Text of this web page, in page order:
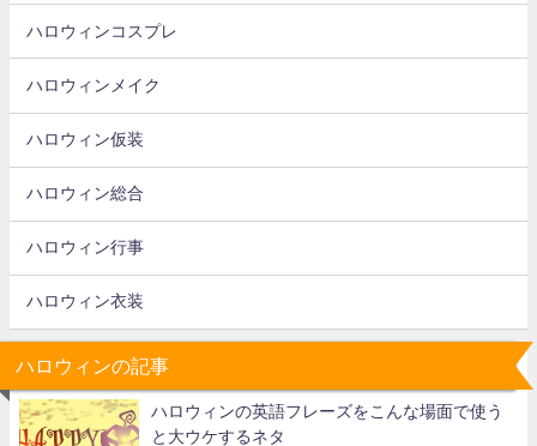
ハロウィンコスプレ
ハロウィンメイク
ハロウィン仮装
ハロウィン総合
ハロウィン行事
ハロウィン衣装
ハロウィンの記事
ハロウィンの英語フレーズをこんな場面で使う
と大ウケするネタ